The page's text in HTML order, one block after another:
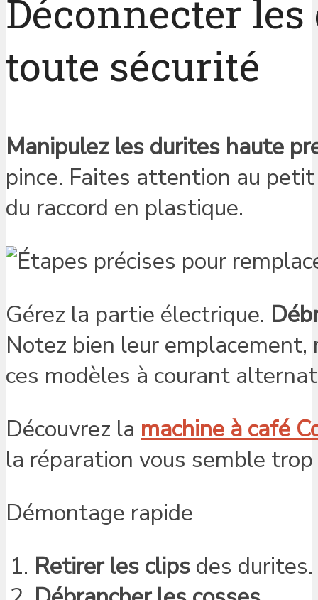
Déconnecter
toute sécurité
Manipulez les durites haute
pince. Faites attention au
du raccord en plastique.
Gérez la partie électrique.
Notez bien leur emplacement,
ces modèles à courant
Découvrez la machine à café
la réparation vous semble
Démontage rapide
Retirer les clips des durites.